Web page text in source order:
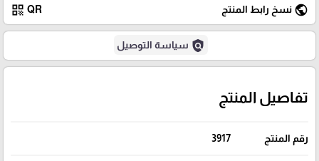
public نسخ رابط المنتج QR
qr_code
policy سياسة التوصيل
تفاصيل المنتج
رقم المنتج 3917